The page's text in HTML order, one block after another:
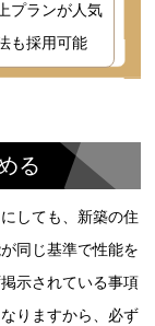
プランが人気
も採用可能
る
しても、新築の住
同じ基準で性能を
示されている事項
りますから、必ず